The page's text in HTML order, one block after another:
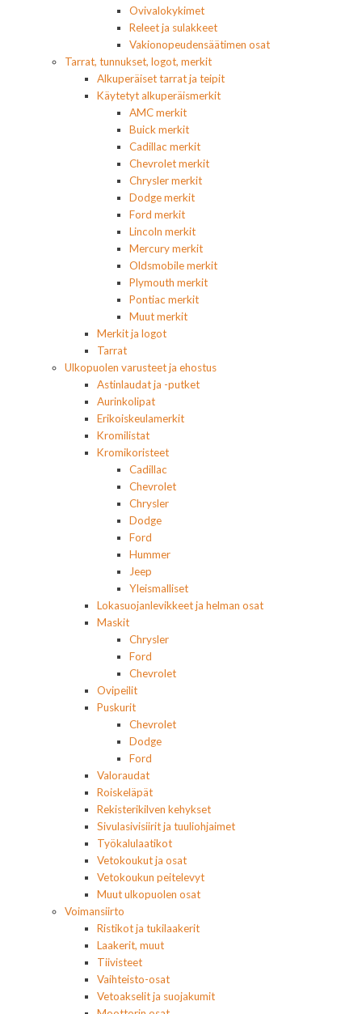
Ovivalokykimet
Releet ja sulakkeet
Vakionopeudensäätimen osat
Tarrat, tunnukset, logot, merkit
Alkuperäiset tarrat ja teipit
Käytetyt alkuperäismerkit
AMC merkit
Buick merkit
Cadillac merkit
Chevrolet merkit
Chrysler merkit
Dodge merkit
Ford merkit
Lincoln merkit
Mercury merkit
Oldsmobile merkit
Plymouth merkit
Pontiac merkit
Muut merkit
Merkit ja logot
Tarrat
Ulkopuolen varusteet ja ehostus
Astinlaudat ja -putket
Aurinkolipat
Erikoiskeulamerkit
Kromilistat
Kromikoristeet
Cadillac
Chevrolet
Chrysler
Dodge
Ford
Hummer
Jeep
Yleismalliset
Lokasuojanlevikkeet ja helman osat
Maskit
Chrysler
Ford
Chevrolet
Ovipeilit
Puskurit
Chevrolet
Dodge
Ford
Valoraudat
Roiskeläpät
Rekisterikilven kehykset
Sivulasivisiirit ja tuuliohjaimet
Työkalulaatikot
Vetokoukut ja osat
Vetokoukun peitelevyt
Muut ulkopuolen osat
Voimansiirto
Ristikot ja tukilaakerit
Laakerit, muut
Tiivisteet
Vaihteisto-osat
Vetoakselit ja suojakumit